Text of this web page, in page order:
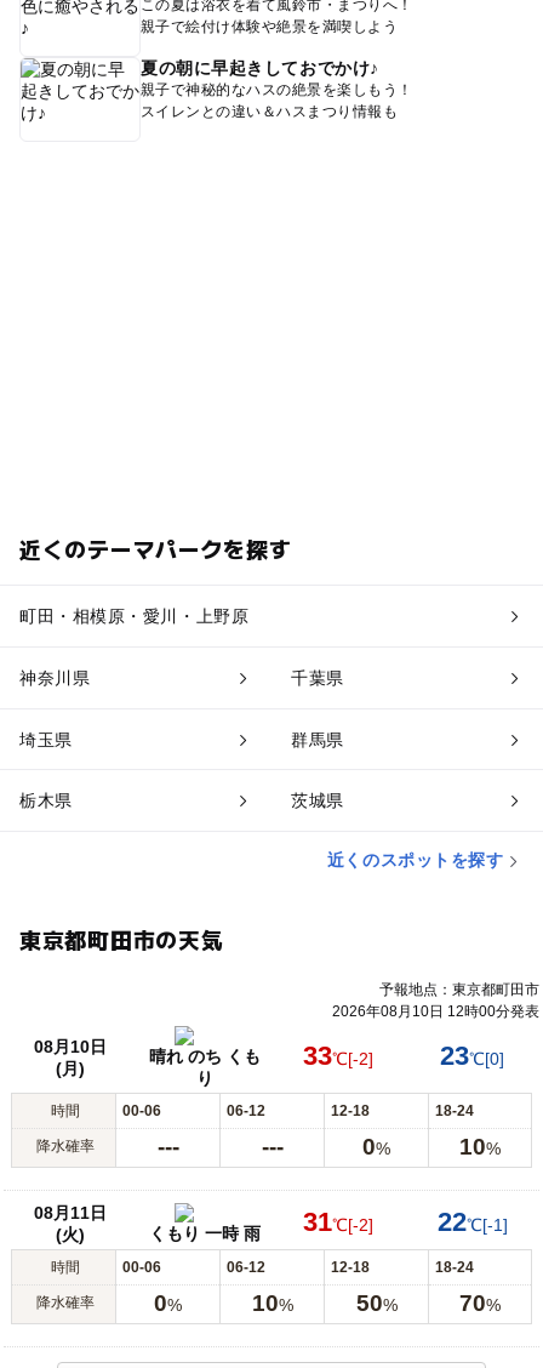
この夏は浴衣を着て風鈴市・まつりへ！
親子で絵付け体験や絶景を満喫しよう
夏の朝に早起きしておでかけ♪
親子で神秘的なハスの絶景を楽しもう！
スイレンとの違い＆ハスまつり情報も
近くのテーマパークを探す
町田・相模原・愛川・上野原
神奈川県 千葉県
埼玉県 群馬県
栃木県 茨城県
近くのスポットを探す
東京都町田市の天気
予報地点：東京都町田市
2026年08月10日 12時00分発表
08月10日
(月)
晴れ のち くも
り
33℃[-2] 23℃[0]
時間 00-06 06-12 12-18 18-24
降水確率 --- --- 0% 10%
08月11日
(火)
くもり 一時 雨 31℃[-2] 22℃[-1]
時間 00-06 06-12 12-18 18-24
降水確率 0% 10% 50% 70%